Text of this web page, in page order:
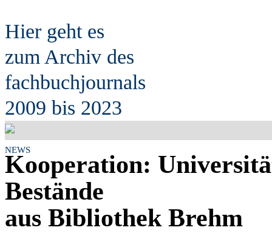
Hier geht es
zum Archiv des
fachbuchjournals
2009 bis 2023
NEWS
Kooperation:
Bestände
aus Bibliothek Brehm